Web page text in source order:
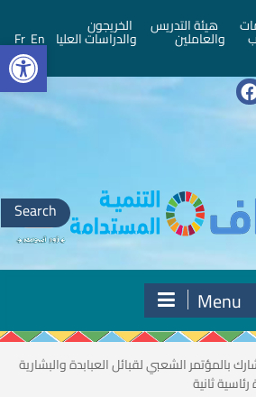
هيئة التدريس
والعاملين
الخريجون
والدراسات العليا En
Fr
Search
for:
Menu
بالمؤتمر الشعبي لقبائل العبابدة والبشارية
ثانية